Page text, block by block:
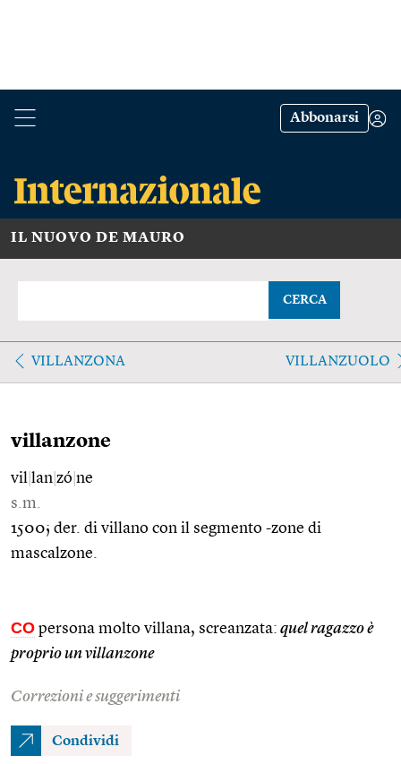
Abbonarsi
IL NUOVO DE MAURO
CERCA
VILLANZONA VILLANZUOLO
villanzone
vil lan zó ne
s.m.
1500; der. di villano con il segmento -zone di
mascalzone.
CO persona molto villana, screanzata: quel ragazzo è
proprio un villanzone
Correzioni e suggerimenti
Condividi